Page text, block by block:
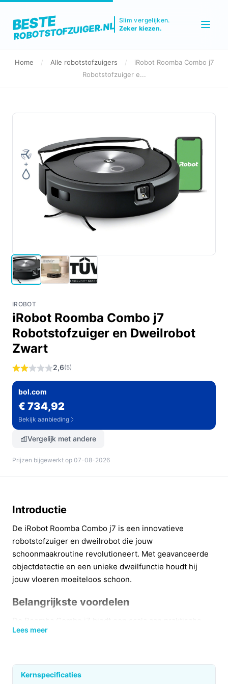
BESTE
ROBOTSTOFZUIGER.NL
Slim vergelijken.
Zeker kiezen.
Home / Alle robotstofzuigers /
iRobot Roomba Combo j7
Robotstofzuiger e...
IROBOT
iRobot Roomba Combo j7
Robotstofzuiger en Dweilrobot
Zwart
2,6(5)
bol.com
€ 734,92
Bekijk aanbieding
Vergelijk met andere
Prijzen bijgewerkt op 07-08-2026
Introductie
De iRobot Roomba Combo j7 is een innovatieve
robotstofzuiger en dweilrobot die jouw
schoonmaakroutine revolutioneert. Met geavanceerde
objectdetectie en een unieke dweilfunctie houdt hij
jouw vloeren moeiteloos schoon.
Belangrijkste voordelen
voordelen voor een efficiënte reiniging van jouw huis.
Zelfstandig stofzuigen en dweilen: Dankzij de
geavanceerde technologie kan de robot stofzuigen
Lees meer
Kernspecificaties